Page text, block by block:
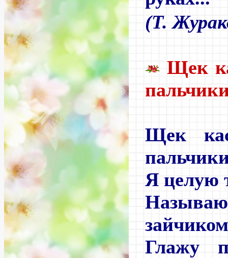
(Т.
Щек
Щек
Я целую
Глажу